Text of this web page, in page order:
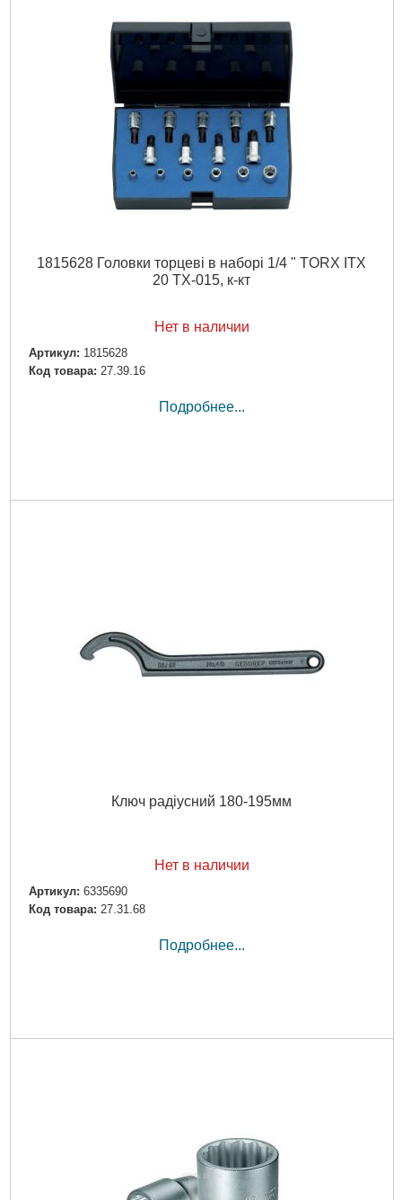
1815628 Головки торцеві в наборі 1/4 " TORX ITX
20 TX-015, к-кт
Нет в наличии
Артикул: 1815628
Код товара: 27.39.16
Подробнее...
Ключ радіусний 180-195мм
Нет в наличии
Артикул: 6335690
Код товара: 27.31.68
Подробнее...